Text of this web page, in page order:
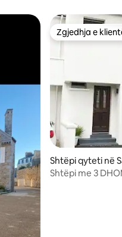
Zgjedhja e
Zgjedhja e
Shtëpi qyteti në
es-de-la-Lande
Shtëpi me 3